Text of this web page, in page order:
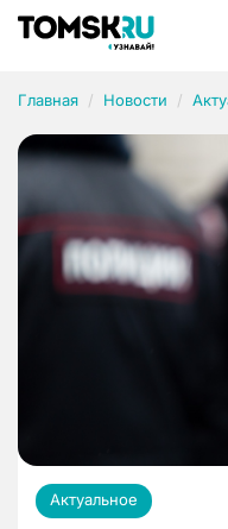
Главная Новости
Актуальное